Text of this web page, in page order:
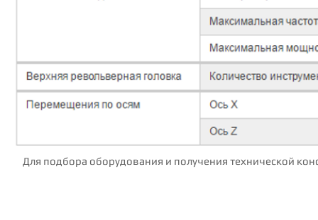
Для подбора оборудования и получения технической